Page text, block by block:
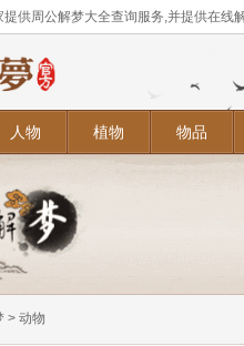
供周公解梦大全查询服务,并提供在线
人物 植物 物品
> 动物